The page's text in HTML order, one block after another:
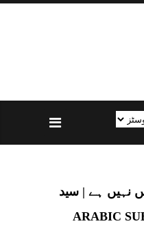
نہیں ہے | سید